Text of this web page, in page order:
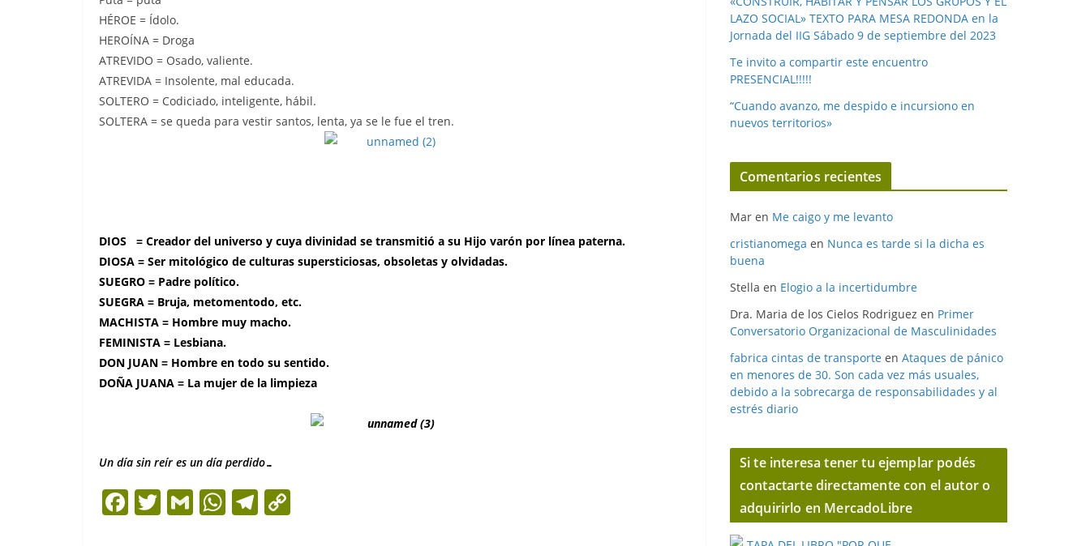
HÉROE = Ídolo.
HEROÍNA = Droga
ATREVIDO = Osado, valiente.
ATREVIDA = Insolente, mal educada.
SOLTERO = Codiciado, inteligente, hábil.
SOLTERA = se queda para vestir santos, lenta, ya se le fue el tren.
DIOS = Creador del universo y cuya divinidad se transmitió a su Hijo varón por línea paterna.
DIOSA = Ser mitológico de culturas supersticiosas, obsoletas y olvidadas.
SUEGRO = Padre político.
SUEGRA = Bruja, metomentodo, etc.
MACHISTA = Hombre muy macho.
FEMINISTA = Lesbiana.
DON JUAN = Hombre en todo su sentido.
DOÑA JUANA = La mujer de la limpieza
Un día sin reír es un día perdido…
F
a
T
w
G
m
W
h
T
el
LAZO SOCIAL» TEXTO PARA MESA REDONDA en la
Jornada del IIG Sábado 9 de septiembre del 2023
Te invito a compartir este encuentro
PRESENCIAL!!!!!
“Cuando avanzo, me despido e incursiono en
nuevos territorios»
Comentarios recientes
Mar en Me caigo y me levanto
cristianomega en Nunca es tarde si la dicha es
buena
Stella en Elogio a la incertidumbre
Dra. Maria de los Cielos Rodriguez en Primer
Conversatorio Organizacional de Masculinidades
fabrica cintas de transporte en Ataques de pánico
en menores de 30. Son cada vez más usuales,
debido a la sobrecarga de responsabilidades y al
estrés diario
Si te interesa tener tu ejemplar podés
contactarte directamente con el autor o
adquirirlo en MercadoLibre